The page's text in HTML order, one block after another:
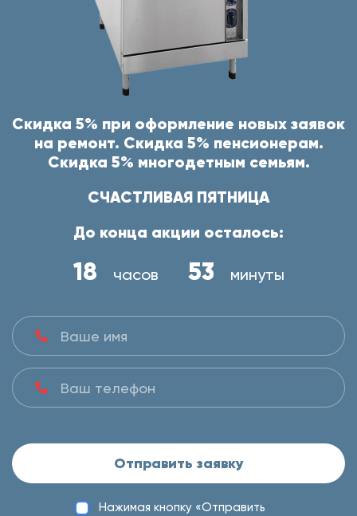
Скидка 5% при оформление новых заявок
на ремонт. Скидка 5% пенсионерам.
Скидка 5% многодетным семьям.
СЧАСТЛИВАЯ ПЯТНИЦА
До конца акции осталось:
18 часов 53 минуты
Отправить заявку
Нажимая кнопку «Отправить